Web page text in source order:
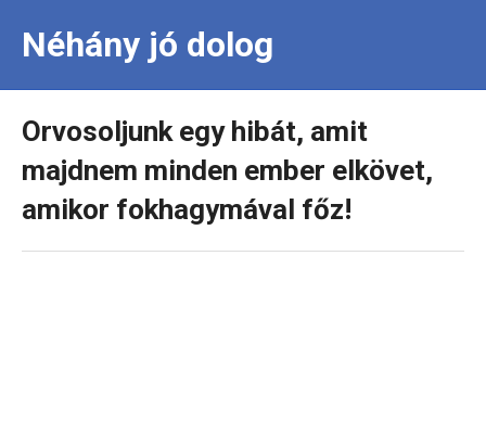
Néhány jó dolog
Orvosoljunk egy hibát, amit
majdnem minden ember elkövet,
amikor fokhagymával főz!